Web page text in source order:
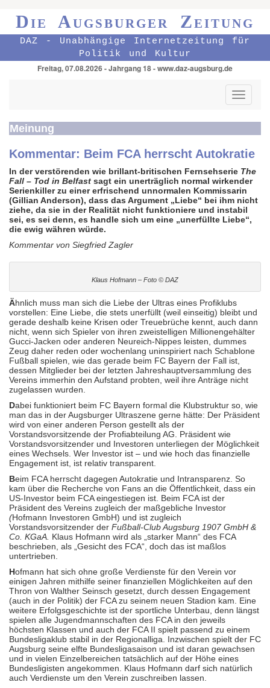
Die Augsburger Zeitung
DAZ - Unabhängige Internetzeitung für
Politik und Kultur
Freitag, 07.08.2026 - Jahrgang 18 - www.daz-augsburg.de
Toggle
Meinung
Kommentar: Beim FCA herrscht Autokratie
In der verstörenden wie brillant-britischen Fernsehserie The
Fall – Tod in Belfast sagt ein unerträglich normal wirkender
Serienkiller zu einer erfrischend unnormalen Kommissarin
(Gillian Anderson), dass das Argument „Liebe“ bei ihm nicht
ziehe, da sie in der Realität nicht funktioniere und instabil
sei, es sei denn, es handle sich um eine „unerfüllte Liebe“,
die ewig währen würde.
Kommentar von Siegfried Zagler
Klaus Hofmann – Foto © DAZ
Ähnlich muss man sich die Liebe der Ultras eines Profiklubs
vorstellen: Eine Liebe, die stets unerfüllt (weil einseitig) bleibt und
gerade deshalb keine Krisen oder Treuebrüche kennt, auch dann
nicht, wenn sich Spieler von ihren zweistelligen Millionengehälter
Gucci-Jacken oder anderen Neureich-Nippes leisten, dummes
Zeug daher reden oder wochenlang uninspiriert nach Schablone
Fußball spielen, wie das gerade beim FC Bayern der Fall ist,
dessen Mitglieder bei der letzten Jahreshauptversammlung des
Vereins immerhin den Aufstand probten, weil ihre Anträge nicht
zugelassen wurden.
Dabei funktioniert beim FC Bayern formal die Klubstruktur so, wie
man das in der Augsburger Ultraszene gerne hätte: Der Präsident
wird von einer anderen Person gestellt als der
Vorstandsvorsitzende der Profiabteilung AG. Präsident wie
Vorstandsvorsitzender und Investoren unterliegen der Möglichkeit
eines Wechsels. Wer Investor ist – und wie hoch das finanzielle
Engagement ist, ist relativ transparent.
Beim FCA herrscht dagegen Autokratie und Intransparenz. So
kam über die Recherche von Fans an die Öffentlichkeit, dass ein
US-Investor beim FCA eingestiegen ist. Beim FCA ist der
Präsident des Vereins zugleich der maßgebliche Investor
(Hofmann Investoren GmbH) und ist zugleich
Vorstandsvorsitzender der Fußball-Club Augsburg 1907 GmbH &
Co. KGaA. Klaus Hofmann wird als „starker Mann“ des FCA
beschrieben, als „Gesicht des FCA“, doch das ist maßlos
untertrieben.
Hofmann hat sich ohne große Verdienste für den Verein vor
einigen Jahren mithilfe seiner finanziellen Möglichkeiten auf den
Thron von Walther Seinsch gesetzt, durch dessen Engagement
(auch in der Politik) der FCA zu seinem neuen Stadion kam. Eine
weitere Erfolgsgeschichte ist der sportliche Unterbau, denn längst
spielen alle Jugendmannschaften des FCA in den jeweils
höchsten Klassen und auch der FCA II spielt passend zu einem
Bundesligaklub stabil in der Regionalliga. Inzwischen spielt der FC
Augsburg seine elfte Bundesligasaison und ist daran gewachsen
und in vielen Einzelbereichen tatsächlich auf der Höhe eines
Bundesligisten angekommen. Klaus Hofmann darf sich natürlich
auch Verdienste um den Verein zuschreiben lassen.